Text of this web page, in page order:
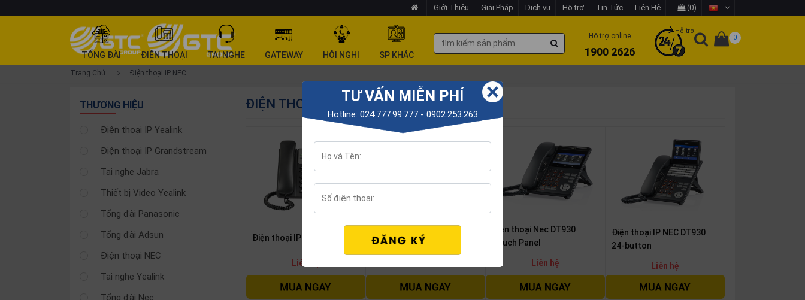
Giới Thiệu Giải Pháp Dịch vụ Hỗ trợ Tin Tức Liên Hệ (0)
TỔNG ĐÀI ĐIỆN THOẠI TAI NGHE GATEWAY HỘI NGHỊ SP KHÁC
Hỗ trợ online
1900 2626
Hỗ trợ
0
Trang Chủ Điện thoại IP NEC
THƯƠNG HIỆU
Điện thoại IP Yealink
Điện thoại IP Grandstream
Tai nghe Jabra
Thiết bị Video Yealink
Tổng đài Panasonic
Tổng đài Adsun
Điện thoại NEC
Tai nghe Yealink
Tổng đài Nec
ĐIỆN THOẠI IP NEC
Điện thoại IP NEC GT210
Liên hệ
Điện Thoại IP NEC GT890
Điện thoại Nec DT930
Touch Panel
Liên hệ
Điện thoại IP NEC DT930
24-button
Liên hệ
MỤC
TƯ VẤN MIỄN PHÍ
Hotline: 024.777.99.777 - 0902.253.263